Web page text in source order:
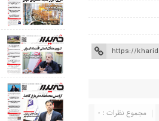
مجموع نظرات : ۰